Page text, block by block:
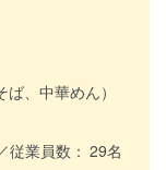
、中華めん）
従業員数： 29名